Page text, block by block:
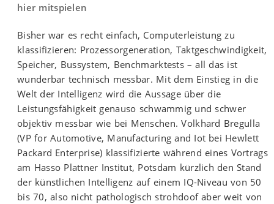
hier mitspielen
Bisher war es recht einfach, Computerleistung zu
klassifizieren: Prozessorgeneration, Taktgeschwindigkeit,
Speicher, Bussystem, Benchmarktests – all das ist
wunderbar technisch messbar. Mit dem Einstieg in die
Welt der Intelligenz wird die Aussage über die
Leistungsfähigkeit genauso schwammig und schwer
objektiv messbar wie bei Menschen. Volkhard Bregulla
(VP for Automotive, Manufacturing and Iot bei Hewlett
Packard Enterprise) klassifizierte während eines Vortrags
am Hasso Plattner Institut, Potsdam kürzlich den Stand
der künstlichen Intelligenz auf einem IQ-Niveau von 50
bis 70, also nicht pathologisch strohdoof aber weit von